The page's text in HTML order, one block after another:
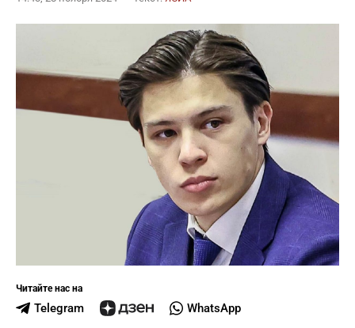
Читайте нас на
Telegram WhatsApp